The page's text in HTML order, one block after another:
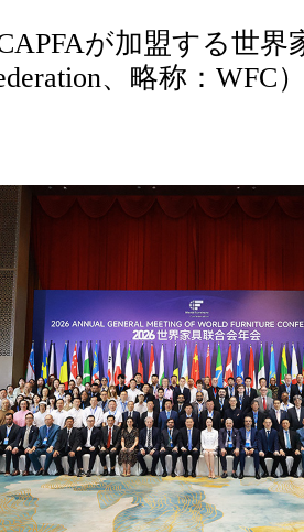
が加盟する世界
、略称：WFC